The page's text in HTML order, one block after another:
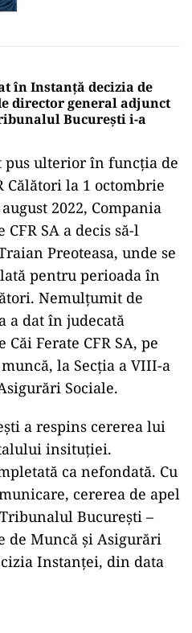
în Instanță decizia de
director general adjunct
București i-a
pus ulterior în funcția de
Călători la 1 octombrie
2022, Compania
SA a decis să-l
Preoteasa, unde se
pentru perioada în
Nemulțumit de
a dat în judecată
Ferate CFR SA, pe
la Secția a VIII-a
Sociale.
a respins cererea lui
insituției.
ca nefondată. Cu
cererea de apel
București –
de Muncă și Asigurări
Instanței, din data